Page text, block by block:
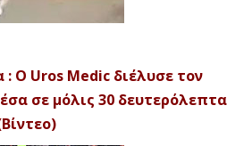
: Ο Uros Medic διέλυσε τον
σε μόλις 30 δευτερόλεπτα